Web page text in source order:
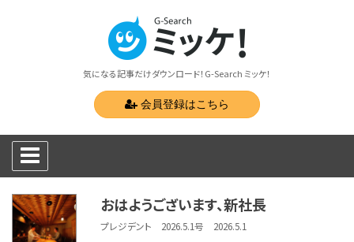
気になる記事だけダウンロード！G-Search ミッケ！
会員登録はこちら
おはようございます、新社長
プレジデント 2026.5.1号 2026.5.1